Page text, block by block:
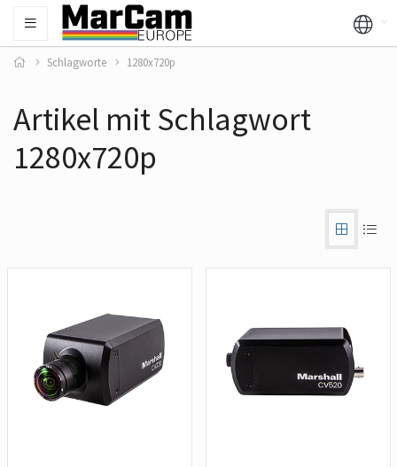
Schlagworte 1280x720p
Artikel mit Schlagwort
1280x720p